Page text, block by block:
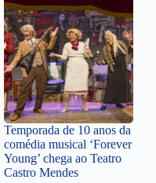
Temporada de 10 anos da
comédia musical ‘Forever
Young’ chega ao Teatro
Castro Mendes